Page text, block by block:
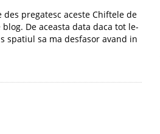
pregatesc aceste Chiftele de
De aceasta data daca tot le-
spatiul sa ma desfasor avand in